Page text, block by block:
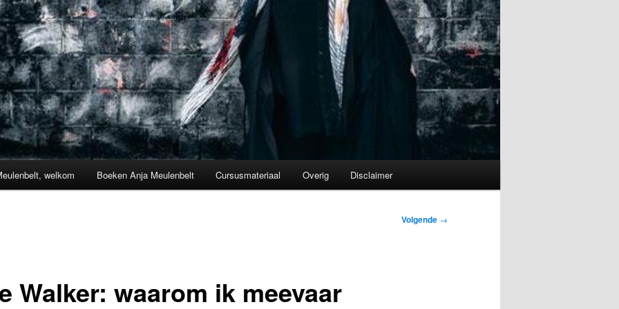
welkom Boeken Anja Meulenbelt Cursusmateriaal Overig Disclaimer
Volgende →
Walker: waarom ik meevaar